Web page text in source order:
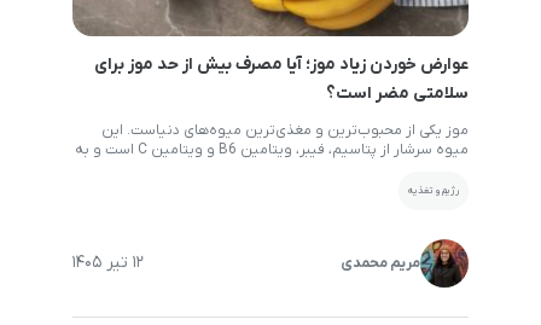
عوارض خوردن زیاد موز؛ آیا مصرف بیش از حد موز برای
سلامتی مضر است؟
موز یکی از محبوب‌ترین و مغذی‌ترین میوه‌های دنیاست. این
میوه سرشار از پتاسیم، فیبر، ویتامین B6 و ویتامین C است و به
مصرف می‌کنند. با این حال، همان‌طور که مصرف کم برخی مواد
رژیم و تغذیه
مریم محمدی 12 تیر 1405